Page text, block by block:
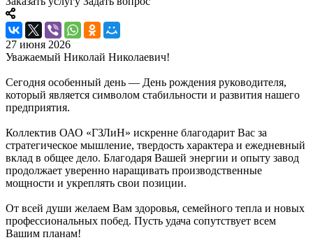
27 июня 2026
Уважаемый Николай Николаевич!
Сегодня особенный день — День рождения руководителя,
который является символом стабильности и развития нашего
предприятия.
Коллектив ОАО «ГЗЛиН» искренне благодарит Вас за
стратегическое мышление, твердость характера и ежедневный
вклад в общее дело. Благодаря Вашей энергии и опыту завод
продолжает уверенно наращивать производственные
мощности и укреплять свои позиции.
От всей души желаем Вам здоровья, семейного тепла и новых
профессиональных побед. Пусть удача сопутствует всем
Вашим планам!